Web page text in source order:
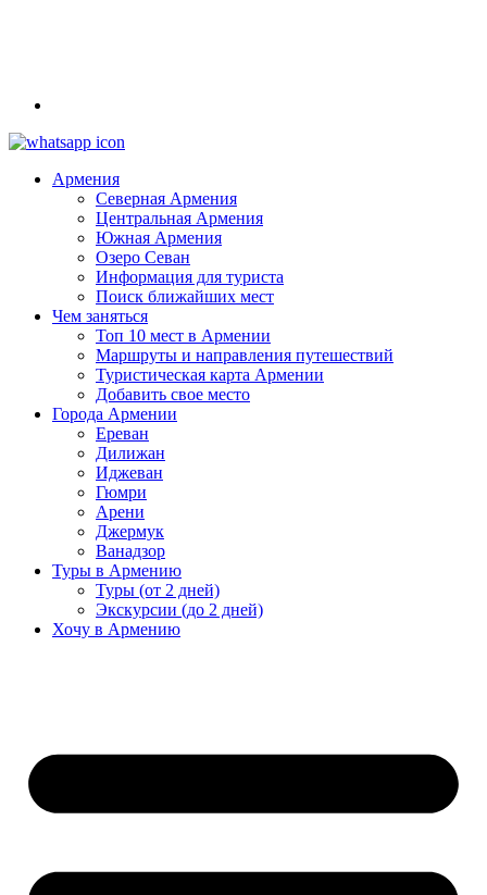
Армения
Северная Армения
Центральная Армения
Южная Армения
Озеро Севан
Информация для туриста
Поиск ближайших мест
Чем заняться
Топ 10 мест в Армении
Маршруты и направления путешествий
Туристическая карта Армении
Добавить свое место
Города Армении
Ереван
Дилижан
Иджеван
Гюмри
Арени
Джермук
Ванадзор
Туры в Армению
Туры (от 2 дней)
Экскурсии (до 2 дней)
Хочу в Армению